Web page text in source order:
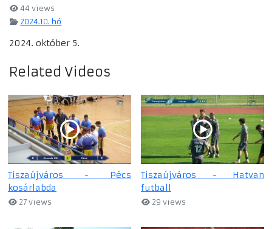
44 views
2024.10. hó
2024. október 5.
Related Videos
Tiszaújváros - Pécs
kosárlabda
27 views
Tiszaújváros - Hatvan
futball
29 views